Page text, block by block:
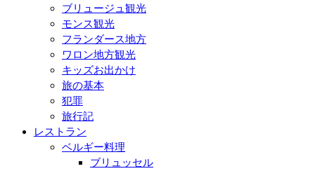
ブリュージュ観光
モンス観光
フランダース地方
ワロン地方観光
キッズお出かけ
旅の基本
犯罪
旅行記
レストラン
ベルギー料理
ブリュッセル